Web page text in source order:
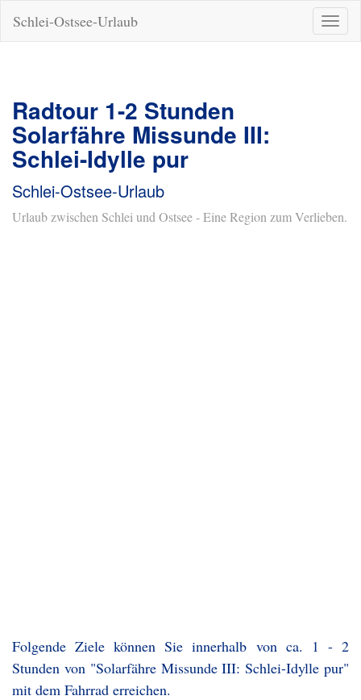
ein-/
Schlei-Ostsee-Urlaub
Radtour 1-2 Stunden
Solarfähre Missunde III:
Schlei-Idylle pur
Schlei-Ostsee-Urlaub
Urlaub zwischen Schlei und Ostsee - Eine Region zum Verlieben.
Folgende Ziele können Sie innerhalb von ca. 1 - 2
Stunden von "Solarfähre Missunde III: Schlei-Idylle pur"
mit dem Fahrrad erreichen.